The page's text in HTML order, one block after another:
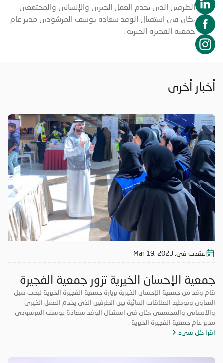
الطرفين الذي يخدم العمل الخيري والإنساني والمجتمعي
،كان في استقبال الوفد سعادة يوسف المرشودي مدير عام
جمعية الفجيرة الخيرية .
أخبار أخرى
عقدت في: Mar 19, 2023
جمعية الإحسان الخيرية تزور جمعية الفجيرة
الخيرية
قام وفد من جمعية الإحسان الخيرية بزيارة جمعية الفجيرة الخيرية لبحث سبل
التعاون وتوطيد العلاقات الثنائية بين الطرفين الذي يخدم العمل الخيري
والإنساني والمجتمعي ،كان في استقبال الوفد سعادة يوسف المرشودي
مدير عام جمعية الفجيرة الخيرية .
اقرأ كل شيء